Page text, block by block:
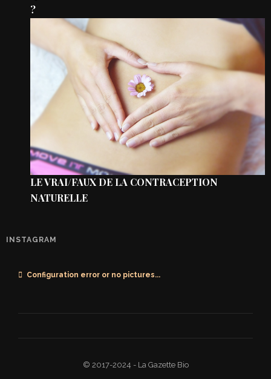
?
LE VRAI/FAUX DE LA CONTRACEPTION
NATURELLE
INSTAGRAM
Configuration error or no pictures...
© 2017-2024 - La Gazette Bio